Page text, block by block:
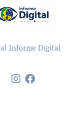
Informe Digital